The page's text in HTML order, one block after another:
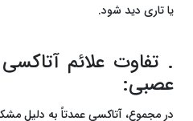
یا تاری دید شود.
. تفاوت علائم
عصبی:
در مجموع، آتاکسی عمدتاً به دلیل